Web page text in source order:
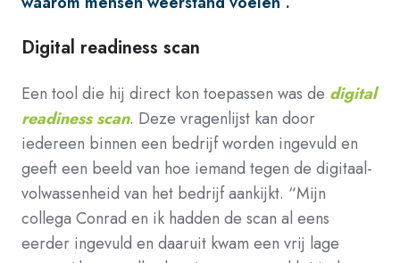
Digital readiness scan
Een tool die hij direct kon toepassen was de digital
readiness scan. Deze vragenlijst kan door
iedereen binnen een bedrijf worden ingevuld en
geeft een beeld van hoe iemand tegen de digitaal-
volwassenheid van het bedrijf aankijkt. “Mijn
collega Conrad en ik hadden de scan al eens
eerder ingevuld en daaruit kwam een vrij lage